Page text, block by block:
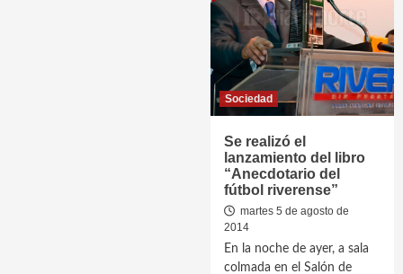
Sociedad
Se realizó el
lanzamiento del libro
“Anecdotario del
fútbol riverense”
martes 5 de agosto de
2014
En la noche de ayer, a sala
colmada en el Salón de